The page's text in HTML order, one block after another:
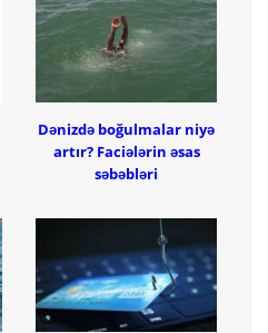
Dənizdə boğulmalar niyə
artır? Faciələrin əsas
səbəbləri